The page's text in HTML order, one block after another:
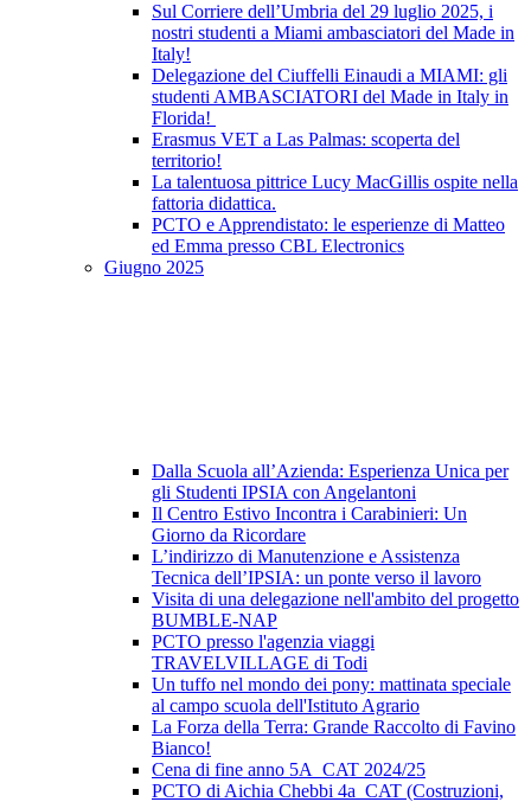
Sul Corriere dell’Umbria del 29 luglio 2025, i
nostri studenti a Miami ambasciatori del Made in
Italy!
Delegazione del Ciuffelli Einaudi a MIAMI: gli
studenti AMBASCIATORI del Made in Italy in
Florida!
Erasmus VET a Las Palmas: scoperta del
territorio!
La talentuosa pittrice Lucy MacGillis ospite nella
fattoria didattica.
PCTO e Apprendistato: le esperienze di Matteo
ed Emma presso CBL Electronics
Giugno 2025
Dalla Scuola all’Azienda: Esperienza Unica per
gli Studenti IPSIA con Angelantoni
Il Centro Estivo Incontra i Carabinieri: Un
Giorno da Ricordare
L’indirizzo di Manutenzione e Assistenza
Tecnica dell’IPSIA: un ponte verso il lavoro
Visita di una delegazione nell'ambito del progetto
BUMBLE-NAP
PCTO presso l'agenzia viaggi
TRAVELVILLAGE di Todi
Un tuffo nel mondo dei pony: mattinata speciale
al campo scuola dell'Istituto Agrario
La Forza della Terra: Grande Raccolto di Favino
Bianco!
Cena di fine anno 5A_CAT 2024/25
PCTO di Aichia Chebbi 4a_CAT (Costruzioni,